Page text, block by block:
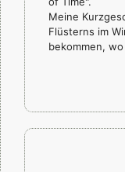
Meine
Flüsterns im
bekommen,